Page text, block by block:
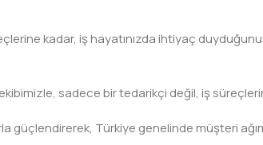
kadar, iş hayatınızda ihtiyaç
sadece bir tedarikçi değil, iş
güçlendirerek, Türkiye genelinde müşteri